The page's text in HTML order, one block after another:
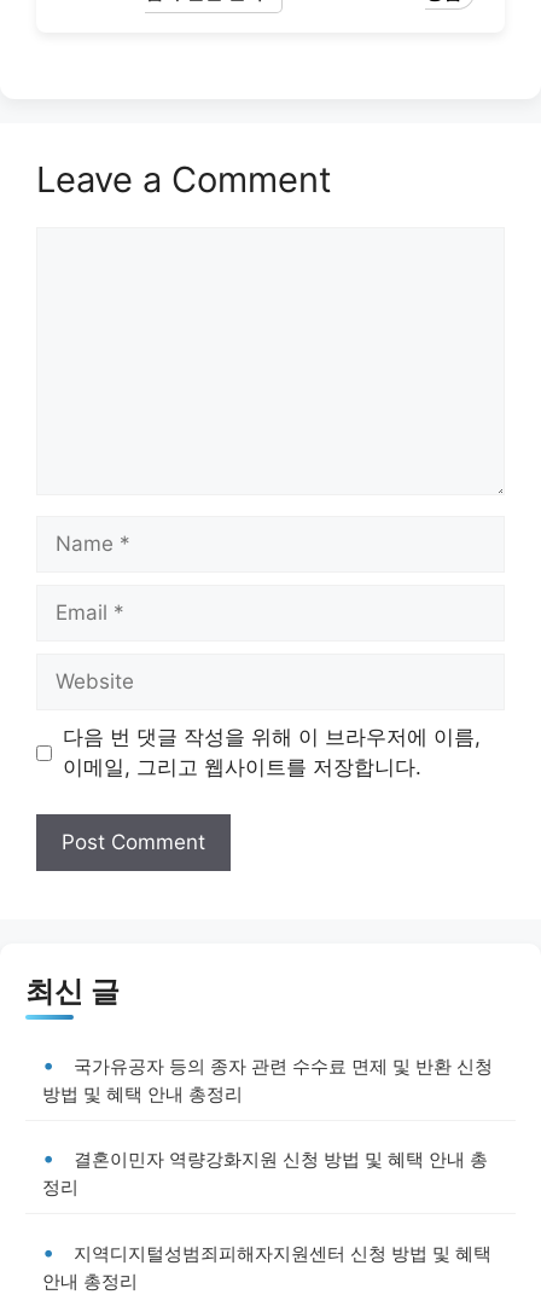
Leave a Comment
Name
Email
Website
다음 번 댓글 작성을 위해 이 브라우저에 이름,
이메일, 그리고 웹사이트를 저장합니다.
최신 글
국가유공자 등의 종자 관련 수수료 면제 및 반환 신청
방법 및 혜택 안내 총정리
결혼이민자 역량강화지원 신청 방법 및 혜택 안내 총
정리
지역디지털성범죄피해자지원센터 신청 방법 및 혜택
안내 총정리